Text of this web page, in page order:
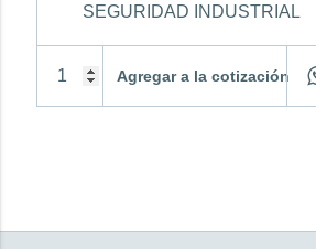
SEGURIDAD INDUSTRIAL
Agregar a la cotización